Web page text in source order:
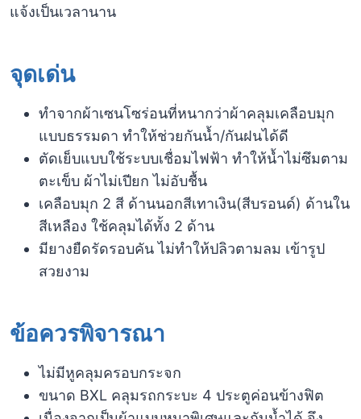
แจ้งเป็นเวลานาน
จุดเด่น
ทำจากผ้าเซนโซร่อนที่หนากว่าผ้าคลุมเคลือบมุก
แบบธรรมดา ทำให้ช่วยกันน้ำ/กันฝนได้ดี
ตัดเย็บแบบใช้ระบบเชื่อมไฟฟ้า ทำให้น้ำไม่ซึมตาม
ตะเข็บ ผ้าไม่เปียก ไม่อับชื้น
เคลือบมุก 2 สี ด้านนอกสีเทาเงิน(สีบรอนด์) ด้านใน
สีเหลือง ใช้คลุมได้ทั้ง 2 ด้าน
มียางยืดรัดรอบคัน ไม่ทำให้ปลิวตามลม เข้ารูป
สวยงาม
ข้อควรพิจารณา​
ไม่มีหูคลุมครอบกระจก
ขนาด​ BXL คลุมรถกระบะ 4 ประตูค่อนข้างฟิต